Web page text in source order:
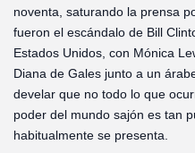
noventa, saturando la prensa
fueron el escándalo de Bill
Estados Unidos, con Mónica
Diana de Gales junto a un
develar que no todo lo que
poder del mundo sajón es tan
habitualmente se presenta.